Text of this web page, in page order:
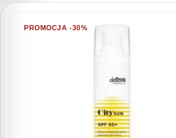
PROMOCJA -30%